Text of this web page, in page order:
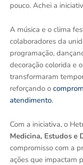
pouco. Achei a
A música e o clima
colaboradores da
programação,
decoração colorida e
transformaram
reforçando o
atendimento.
Com a iniciativa, o
Medicina, Estudos e
compromisso com a
ações que impactam